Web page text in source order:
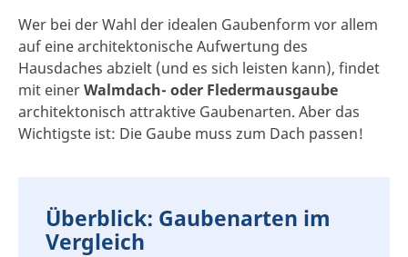
Wer bei der Wahl der idealen Gaubenform vor allem
auf eine architektonische Aufwertung des
Hausdaches abzielt (und es sich leisten kann), findet
mit einerWalmdach- oder Fledermausgaube
architektonisch attraktive Gaubenarten. Aber das
Wichtigste ist: Die Gaube muss zum Dach passen!
Überblick: Gaubenarten im
Vergleich